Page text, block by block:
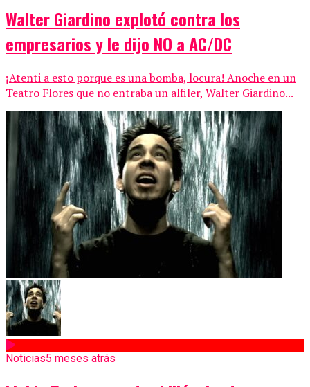
Walter Giardino explotó contra los
empresarios y le dijo NO a AC/DC
¡Atenti a esto porque es una bomba, locura! Anoche en un
Teatro Flores que no entraba un alfiler, Walter Giardino...
Noticias5 meses atrás